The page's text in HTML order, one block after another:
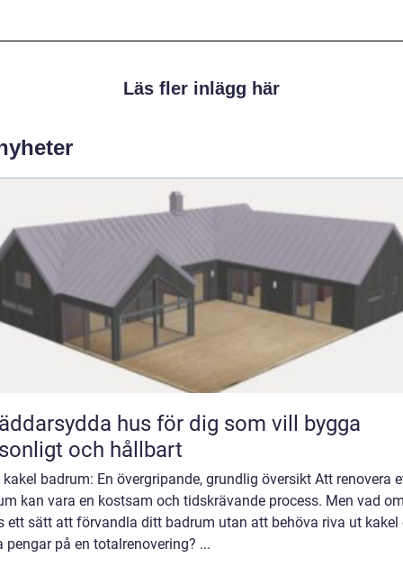
Läs fler inlägg här
hus för dig som vill bygga
och hållbart
badrum: En övergripande, grundlig översikt Att renovera
kan vara en kostsam och tidskrävande process. Men vad
ett sätt att förvandla ditt badrum utan att behöva riva ut kakel
pengar på en totalrenovering? ...